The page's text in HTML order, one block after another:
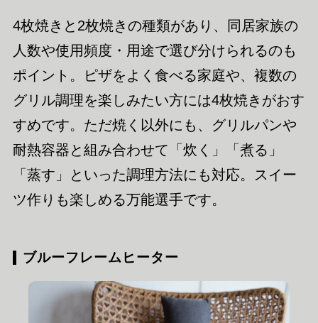
4枚焼きと2枚焼きの種類があり、同居家族の
人数や使用頻度・用途で選び分けられるのも
ポイント。ピザをよく食べる家庭や、複数の
グリル調理を楽しみたい方には4枚焼きがおす
すめです。ただ焼く以外にも、グリルパンや
耐熱容器と組み合わせて「炊く」「煮る」
「蒸す」といった調理方法にも対応。スイー
ツ作りも楽しめる万能選手です。
ブルーフレームヒーター